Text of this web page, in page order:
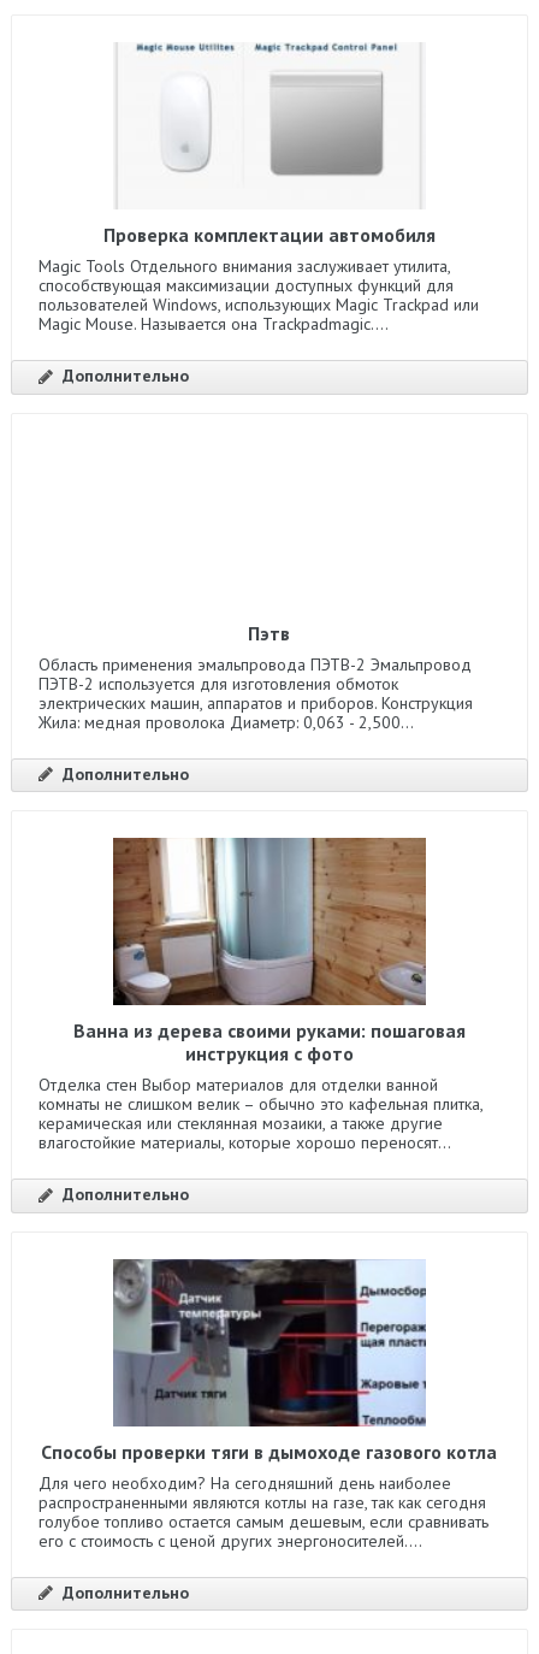
Проверка комплектации автомобиля
Magic Tools Отдельного внимания заслуживает утилита,
способствующая максимизации доступных функций для
пользователей Windows, использующих Magic Trackpad или
Magic Mouse. Называется она Trackpadmagic....
Дополнительно
Пэтв
Область применения эмальпровода ПЭТВ-2 Эмальпровод
ПЭТВ-2 используется для изготовления обмоток
электрических машин, аппаратов и приборов. Конструкция
Жила: медная проволока Диаметр: 0,063 - 2,500...
Дополнительно
Ванна из дерева своими руками: пошаговая
инструкция с фото
Отделка стен Выбор материалов для отделки ванной
комнаты не слишком велик – обычно это кафельная плитка,
керамическая или стеклянная мозаики, а также другие
влагостойкие материалы, которые хорошо переносят...
Дополнительно
Способы проверки тяги в дымоходе газового котла
Для чего необходим? На сегодняшний день наиболее
распространенными являются котлы на газе, так как сегодня
голубое топливо остается самым дешевым, если сравнивать
его с стоимость с ценой других энергоносителей....
Дополнительно